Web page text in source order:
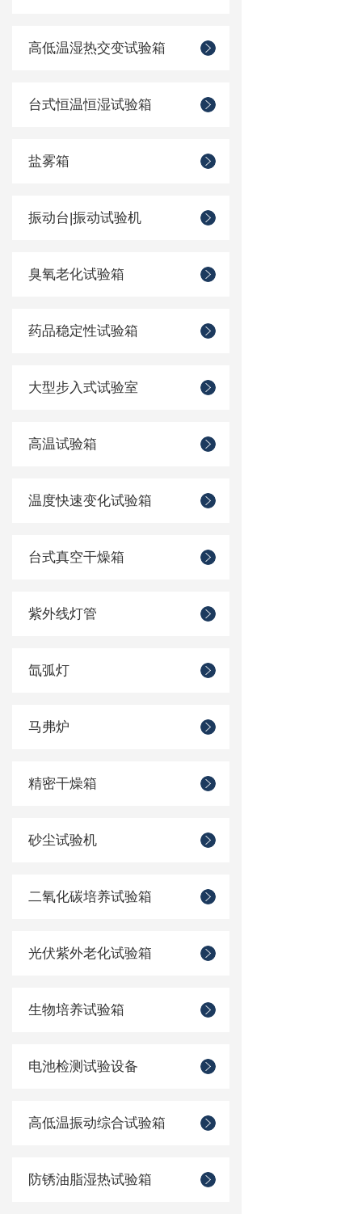
高低温湿热交变试验箱
台式恒温恒湿试验箱
盐雾箱
振动台|振动试验机
臭氧老化试验箱
药品稳定性试验箱
大型步入式试验室
高温试验箱
温度快速变化试验箱
台式真空干燥箱
紫外线灯管
氙弧灯
马弗炉
精密干燥箱
砂尘试验机
二氧化碳培养试验箱
光伏紫外老化试验箱
生物培养试验箱
电池检测试验设备
高低温振动综合试验箱
防锈油脂湿热试验箱